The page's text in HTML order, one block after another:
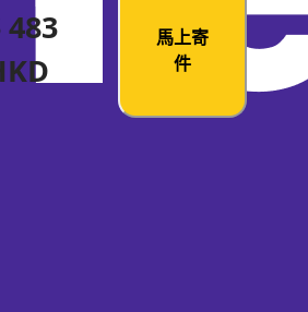
483
馬上寄
件